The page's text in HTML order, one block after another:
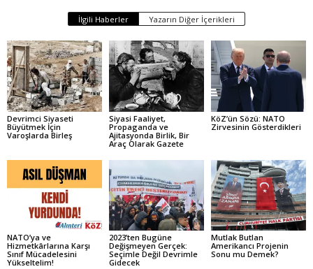
İlgili Haberler Yazarın Diğer İçerikleri
Devrimci Siyaseti
Büyütmek İçin
Varoşlarda Birleş
Siyasi Faaliyet,
Propaganda ve
Ajitasyonda Birlik, Bir
Araç Olarak Gazete
KöZ’ün Sözü: NATO
Zirvesinin Gösterdikleri
NATO’ya ve
Hizmetkârlarına Karşı
Sınıf Mücadelesini
Yükseltelim!
2023’ten Bugüne
Değişmeyen Gerçek:
Seçimle Değil Devrimle
Gidecek
Mutlak Butlan
Amerikancı Projenin
Sonu mu Demek?